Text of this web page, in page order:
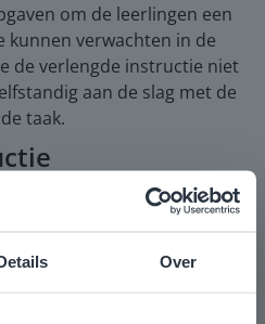
Over
om de leerlingen een
kunnen verwachten in de
de verlengde instructie niet
aan de slag met de
taak.
schaal en oppervlakte en
schaal van 1 m². Leg uit
een figuur met schaal
bereken je via lengte ×
van het figuur op